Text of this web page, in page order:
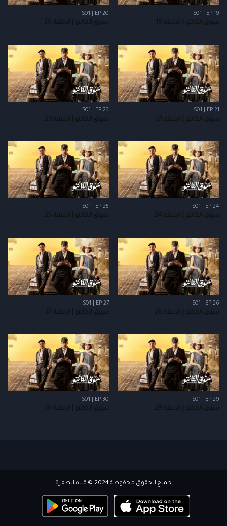
S01 | EP 19
سوق الكانتو | الحلقة 19
S01 | EP 20
سوق الكانتو | الحلقة 20
S01 | EP 21
سوق الكانتو | الحلقة 21
S01 | EP 23
سوق الكانتو | الحلقة 23
S01 | EP 24
سوق الكانتو | الحلقة 24
S01 | EP 25
سوق الكانتو | الحلقة 25
S01 | EP 26
سوق الكانتو | الحلقة 26
S01 | EP 27
سوق الكانتو | الحلقة 27
S01 | EP 29
سوق الكانتو | الحلقة 29
S01 | EP 30
سوق الكانتو | الحلقة 30
جميع الحقوق محفوظة 2024 © قناة الظفرة